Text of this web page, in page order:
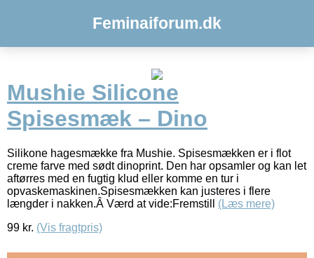
Feminaiforum.dk
Mushie Silicone
Spisesmæk – Dino
Silikone hagesmække fra Mushie. Spisesmækken er i flot
creme farve med sødt dinoprint. Den har opsamler og kan let
aftørres med en fugtig klud eller komme en tur i
opvaskemaskinen.Spisesmækken kan justeres i flere
længder i nakken.Â Værd at vide:Fremstill (Læs mere)
99 kr. (Vis fragtpris)